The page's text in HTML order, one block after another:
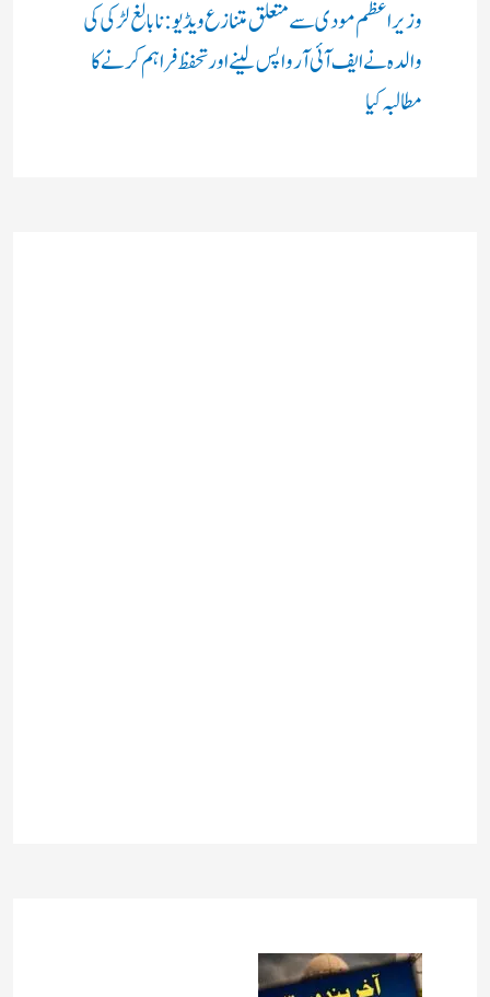
وزیر اعظم مودی سے متعلق متنازع ویڈیو: نابالغ لڑکی کی
والدہ نے ایف آئی آر واپس لینے اور تحفظ فراہم کرنے کا
مطالبہ کیا